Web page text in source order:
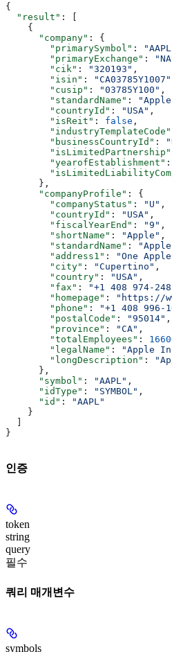
{
  "result"
: [
    {
      "company"
: {
        "primarySymbol"
:
        "primaryExchange"
:
        "cik"
: "320193" ,
        "isin"
: "CA03785Y1007"
        "cusip"
: "03785Y100" ,
        "standardName"
:
        "countryId"
: "USA" ,
        "isReit"
: false ,
        "industryTemplateCode"
        "businessCountryId"
:
        "isLimitedPartnership"
        "yearofEstablishment"
:
      },
      "companyProfile"
: {
        "companyStatus"
: "U" ,
        "countryId"
: "USA" ,
        "fiscalYearEnd"
: "9" ,
        "shortName"
: "Apple" ,
        "standardName"
:
        "address1"
: "One
        "city"
: "Cupertino" ,
        "country"
: "USA" ,
        "fax"
: "+1 408 974-
        "homepage"
: "https://
        "phone"
: "+1 408 996-
        "postalCode"
: "95014" ,
        "province"
: "CA" ,
        "totalEmployees"
:
        "legalName"
: "Apple
        "longDescription"
:
      },
      "symbol"
: "AAPL" ,
      "idType"
: "SYMBOL" ,
      "id"
:
"AAPL"
    }
}
인증
token
string
query
필수
쿼리 매개변수
symbols